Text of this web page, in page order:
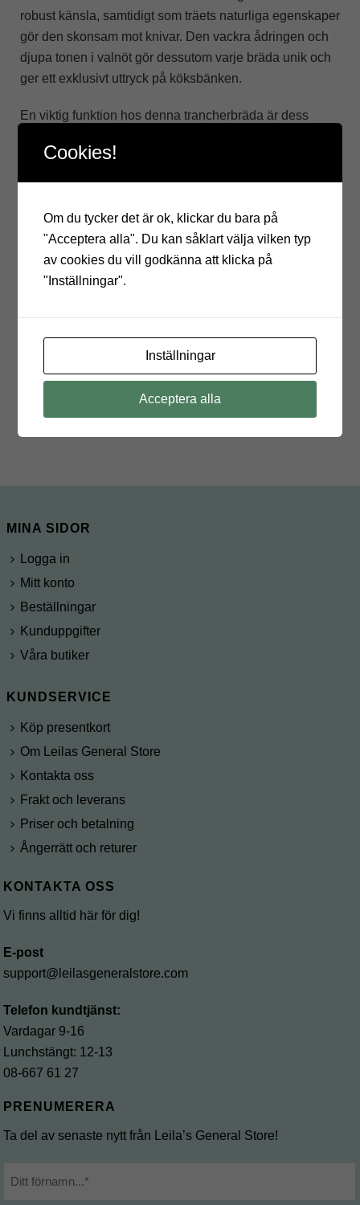
robust känsla, samtidigt som träets naturliga egenskaper
gör den skonsam mot knivar. Den vackra ådringen och
djupa tonen i valnöt gör dessutom varje bräda unik och
ger ett exklusivt uttryck på köksbänken.
En viktig funktion hos denna trancherbräda är dess
gör att safter från kött och fågel hålls på plats, vilket
andra större köttstycken där precision och presentation
är viktiga.
Brädan fungerar lika bra vid matlagning som vid
rustik och elegant servering, eller som en professionell
arbetsyta vid förberedelser i köket.
En tidlös och funktionell skärbräda i valnöt för dig som
vill kombinera hantverk, design och praktisk prestanda i
köket.
MINA SIDOR
Logga in
Mitt konto
Beställningar
Kunduppgifter
Våra butiker
KUNDSERVICE
Köp presentkort
Om Leilas General Store
Kontakta oss
Frakt och leverans
Priser och betalning
Ångerrätt och returer
KONTAKTA OSS
Vi finns alltid här för dig!
E-post
support@leilasgeneralstore.com
Telefon kundtjänst:
Vardagar 9-16
Lunchstängt: 12-13
08-667 61 27
PRENUMERERA
Ta del av senaste nytt från Leila’s General Store!
Cookies!
Om du tycker det är ok, klickar du bara på
"Acceptera alla". Du kan såklart välja vilken typ
av cookies du vill godkänna att klicka på
"Inställningar".
Inställningar
Acceptera alla